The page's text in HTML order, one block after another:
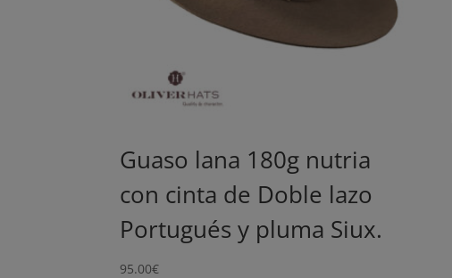
Guaso lana 180g nutria
con cinta de Doble lazo
Portugués y pluma Siux.
95.00€